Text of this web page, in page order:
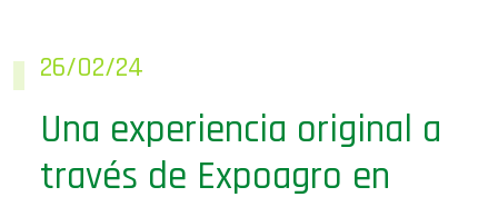
26/02/24
Una experiencia original a
través de Expoagro en